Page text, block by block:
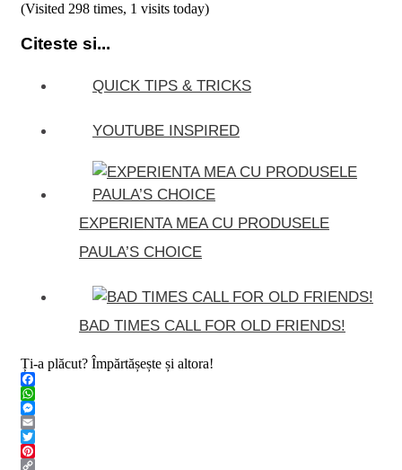
(Visited 298 times, 1 visits today)
Citeste si...
QUICK TIPS & TRICKS
YOUTUBE INSPIRED
EXPERIENTA MEA CU PRODUSELE
PAULA’S CHOICE
BAD TIMES CALL FOR OLD FRIENDS!
Ți-a plăcut? Împărtășește și altora!
Facebook
WhatsApp
Messenger
Email
Twitter
Pinterest